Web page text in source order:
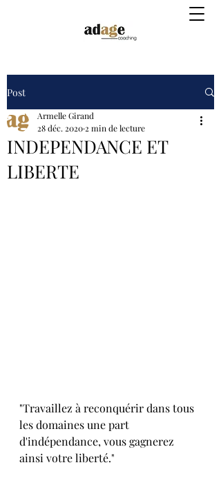
Post
INDEPENDANCE ET
LIBERTE
Armelle Girand
28 déc. 2020 2 min de lecture
"Travaillez à reconquérir dans tous
les domaines une part
d'indépendance, vous gagnerez
ainsi votre liberté."